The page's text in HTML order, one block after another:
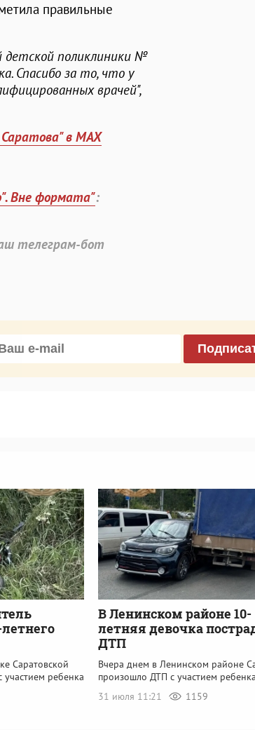
правильные
детской поликлиники №
Спасибо за то, что у
врачей",
в MAX
Вне формата":
телеграм-бот
Саратовской
ребенка
В Ленинском районе 10-
летняя девочка
ДТП
Вчера днем в Ленинском районе
произошло ДТП с участием
31 июля 11:21
1159